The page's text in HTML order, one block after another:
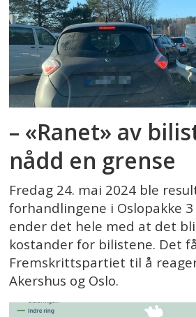
– «Ranet» av
nådd en grense
Fredag 24. mai 2024 ble
forhandlingene i Oslopakke
ender det hele med at det
kostander for bilistene. Det
Fremskrittspartiet til å
Akershus og Oslo.